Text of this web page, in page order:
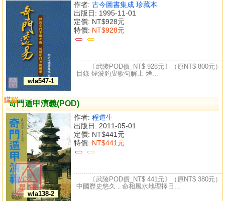
wla547-1
作者: 古今圖書集成 珍藏本
出版日: 1995-11-01
定價: NT$928元
特價: NT$928元
〔武陵POD價_NT$ 928元〕（原NT$ 800元）
目錄 煙波釣叟歌句解上 煙...
奇門遁甲演義(POD)
wla138-2
作者: 程道生
出版日: 2011-05-01
定價: NT$441元
特價: NT$441元
購買
比較
〔武陵POD價_NT$ 441元〕（原NT$ 380元）
中國歷史悠久，命相風水地理擇日...